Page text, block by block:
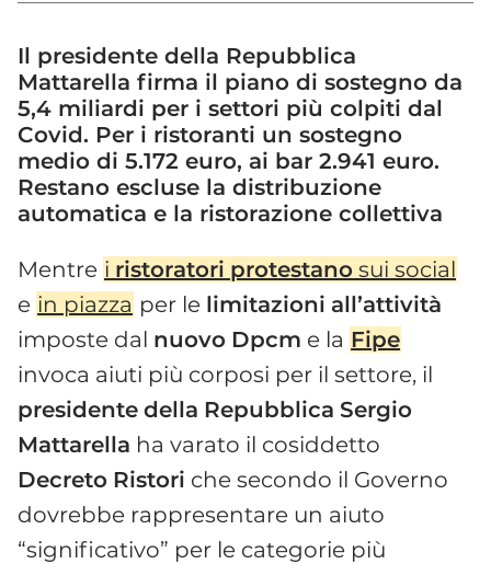
Il presidente della Repubblica
Mattarella firma il piano di sostegno da
5,4 miliardi per i settori più colpiti dal
Covid. Per i ristoranti un sostegno
medio di 5.172 euro, ai bar 2.941 euro.
Restano escluse la distribuzione
automatica e la ristorazione collettiva
Mentre i ristoratori protestano sui social
e in piazza per le limitazioni all’attività
imposte dal nuovo Dpcm e la Fipe
invoca aiuti più corposi per il settore, il
presidente della Repubblica Sergio
Mattarella ha varato il cosiddetto
Decreto Ristori che secondo il Governo
dovrebbe rappresentare un aiuto
“significativo” per le categorie più